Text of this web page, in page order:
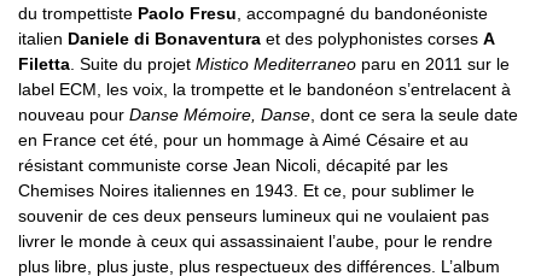
du trompettiste Paolo Fresu, accompagné du bandonéoniste
italien Daniele di Bonaventura et des polyphonistes corses A
Filetta. Suite du projet Mistico Mediterraneo paru en 2011 sur le
label ECM, les voix, la trompette et le bandonéon s’entrelacent à
nouveau pour Danse Mémoire, Danse, dont ce sera la seule date
en France cet été, pour un hommage à Aimé Césaire et au
résistant communiste corse Jean Nicoli, décapité par les
Chemises Noires italiennes en 1943. Et ce, pour sublimer le
souvenir de ces deux penseurs lumineux qui ne voulaient pas
livrer le monde à ceux qui assassinaient l’aube, pour le rendre
plus libre, plus juste, plus respectueux des différences. L’album